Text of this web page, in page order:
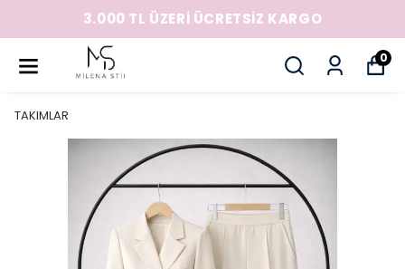
3.000 TL ÜZERİ ÜCRETSİZ KARGO
0
TAKIMLAR